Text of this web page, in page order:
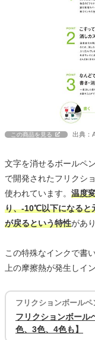
この商品を見る 出典：
文字を消せるボールペ
で開発されたフリクシ
使われています。 温度
り、-10℃以下になると
が戻るという特性があ
この特殊なインクで書
上の摩擦熱が発生しイ
フリクションボール
フリクションボール
色、3色、4色も】